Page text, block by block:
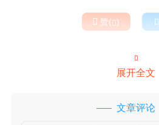
 赞() 

展开全文
文章评论